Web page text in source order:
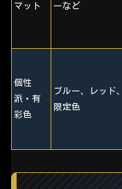
マット
ーなど
個性
派・有
彩色
ブルー、レッド、
限定色